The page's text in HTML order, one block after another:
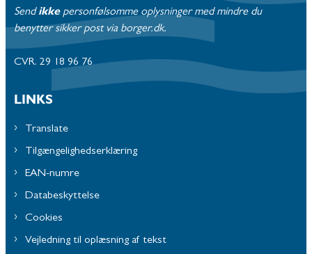
Send ikke personfølsomme oplysninger med mindre du
benytter sikker post via borger.dk.
CVR. 29 18 96 76
LINKS
Translate
Tilgængelighedserklæring
EAN-numre
Databeskyttelse
Cookies
Vejledning til oplæsning af tekst